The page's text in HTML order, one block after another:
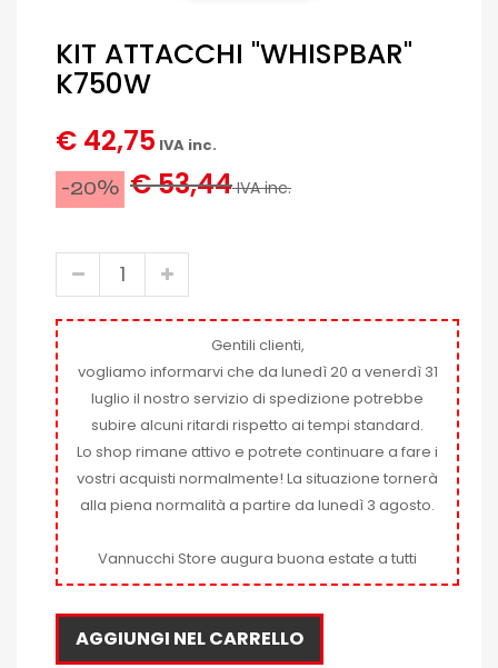
KIT ATTACCHI "WHISPBAR"
K750W
€ 42,75 IVA inc.
-20% € 53,44IVA inc.
Gentili clienti,
vogliamo informarvi che da lunedì 20 a venerdì 31
luglio il nostro servizio di spedizione potrebbe
subire alcuni ritardi rispetto ai tempi standard.
Lo shop rimane attivo e potrete continuare a fare i
vostri acquisti normalmente! La situazione tornerà
alla piena normalità a partire da lunedì 3 agosto.
Vannucchi Store augura buona estate a tutti
AGGIUNGI NEL CARRELLO